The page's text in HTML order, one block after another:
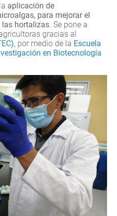
aplicación de
para mejorar el
las hortalizas. Se pone a
gracias al
, por medio de la Escuela
en Biotecnología